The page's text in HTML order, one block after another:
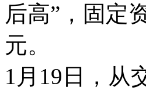
后高”，固定
元。
1月19日，从